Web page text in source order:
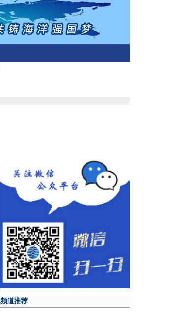
频道推荐